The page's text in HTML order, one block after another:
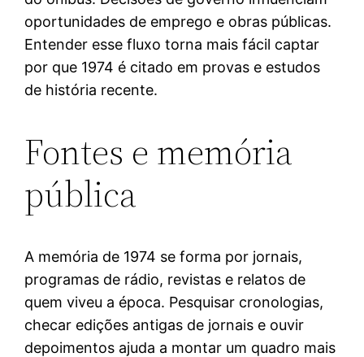
oportunidades de emprego e obras públicas.
Entender esse fluxo torna mais fácil captar
por que 1974 é citado em provas e estudos
de história recente.
Fontes e memória
pública
A memória de 1974 se forma por jornais,
programas de rádio, revistas e relatos de
quem viveu a época. Pesquisar cronologias,
checar edições antigas de jornais e ouvir
depoimentos ajuda a montar um quadro mais